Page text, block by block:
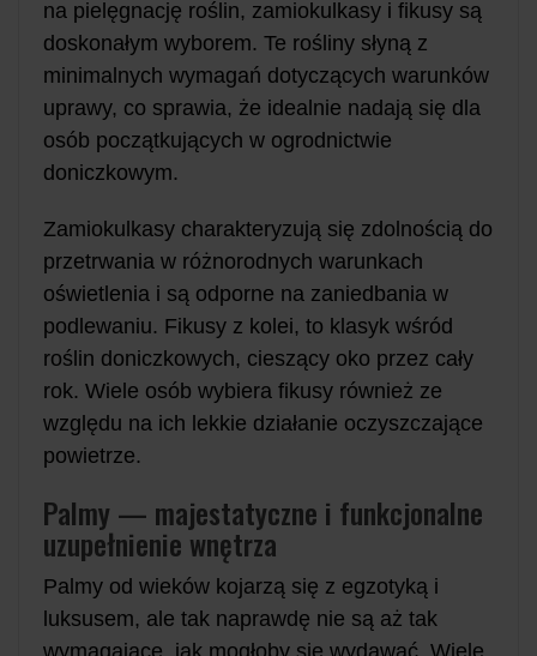
na pielęgnację roślin, zamiokulkasy i fikusy są
doskonałym wyborem. Te rośliny słyną z
minimalnych wymagań dotyczących warunków
uprawy, co sprawia, że idealnie nadają się dla
osób początkujących w ogrodnictwie
doniczkowym.
Zamiokulkasy charakteryzują się zdolnością do
przetrwania w różnorodnych warunkach
oświetlenia i są odporne na zaniedbania w
podlewaniu. Fikusy z kolei, to klasyk wśród
roślin doniczkowych, cieszący oko przez cały
rok. Wiele osób wybiera fikusy również ze
względu na ich lekkie działanie oczyszczające
powietrze.
Palmy — majestatyczne i funkcjonalne
uzupełnienie wnętrza
Palmy od wieków kojarzą się z egzotyką i
luksusem, ale tak naprawdę nie są aż tak
wymagające, jak mogłoby się wydawać. Wiele